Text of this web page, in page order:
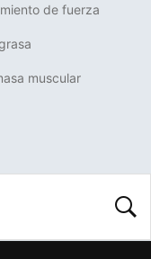
de fuerza
muscular